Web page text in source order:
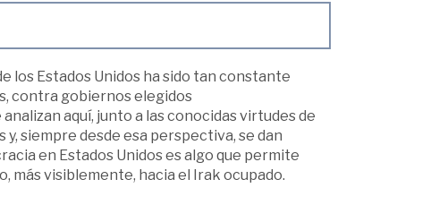
los Estados Unidos ha sido tan constante
contra gobiernos elegidos
aquí, junto a las conocidas virtudes de
siempre desde esa perspectiva, se dan
en Estados Unidos es algo que permite
más visiblemente, hacia el Irak ocupado.